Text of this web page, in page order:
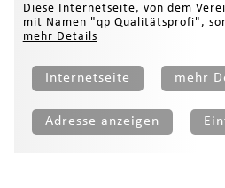
Diese Internetseite, von dem
mit Namen "qp Qualitätsprofi",
mehr Details
Internetseite mehr
Adresse anzeigen